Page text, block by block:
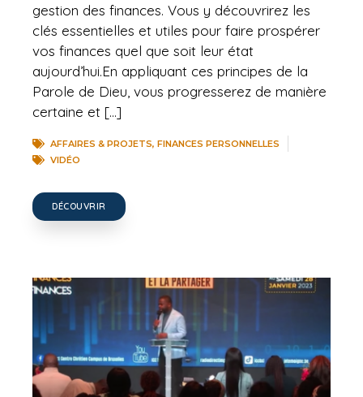
gestion des finances. Vous y découvrirez les
clés essentielles et utiles pour faire prospérer
vos finances quel que soit leur état
aujourd’hui.En appliquant ces principes de la
Parole de Dieu, vous progresserez de manière
certaine et […]
AFFAIRES & PROJETS, FINANCES PERSONNELLES
VIDÉO
DÉCOUVRIR